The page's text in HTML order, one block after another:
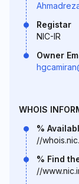
Registar
NIC-IR
Owner
WHOIS
%
//
% Find
//